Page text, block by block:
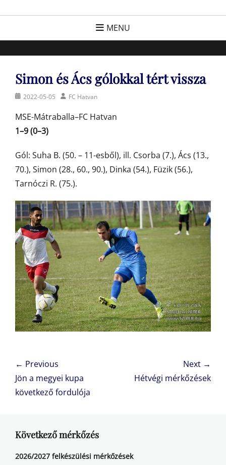
FC Hatvan
Egyesület a hatvani labdarúgásért, sportért!
MENU
Simon és Ács gólokkal tért vissza
Posted2022-05-05 AuthorFC Hatvan
MSE-Mátraballa–FC Hatvan
1–9 (0–3)
Gól: Suha B. (50. – 11-esből), ill. Csorba (7.), Ács (13.,
70.), Simon (28., 60., 90.), Dinka (54.), Füzik (56.),
Tarnóczi R. (75.).
Bejegyzés
navigáció
← Previous
Previous
post:
Jön a megyei kupa
következő fordulója
Next →
Hétvégi mérkőzések
Következő mérkőzés
2026/2027 felkészülési mérkőzések